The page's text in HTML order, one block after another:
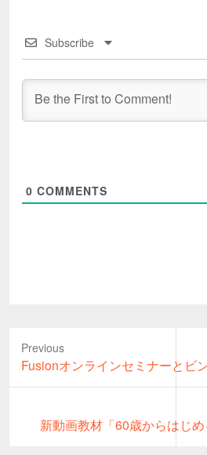
Subscribe
0 COMMENTS
Previous
Previous
post:
Fusionオンラインセミナーとビ
Next新動画教材「60歳からはじ